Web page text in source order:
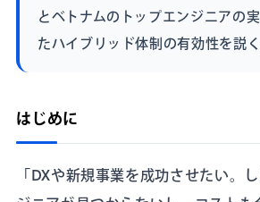
とベトナムのトップエンジニアの
たハイブリッド体制の有効性を説く
はじめに
「DXや新規事業を成功させたい。